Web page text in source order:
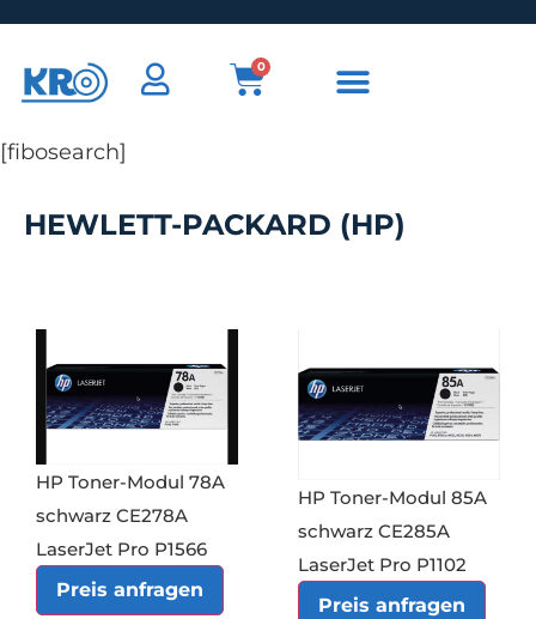
0
[fibosearch]
HEWLETT-PACKARD (HP)
HP Toner-Modul 78A
schwarz CE278A
LaserJet Pro P1566
Preis anfragen
HP Toner-Modul 85A
schwarz CE285A
LaserJet Pro P1102
Preis anfragen